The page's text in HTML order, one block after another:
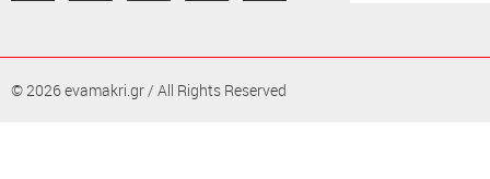
© 2026 evamakri.gr / All Rights Reserved